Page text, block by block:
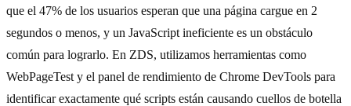
que el 47% de los usuarios esperan que una página cargue en 2
segundos o menos, y un JavaScript ineficiente es un obstáculo
común para lograrlo. En ZDS, utilizamos herramientas como
WebPageTest y el panel de rendimiento de Chrome DevTools para
identificar exactamente qué scripts están causando cuellos de botella